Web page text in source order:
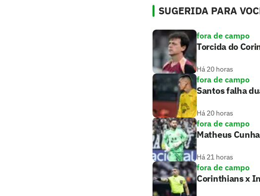
SUGERIDA PARA
fora de campo
Torcida do
Há 20 horas
fora de campo
Santos falha
Há 20 horas
fora de campo
Matheus
Há 21 horas
fora de campo
Corinthians x